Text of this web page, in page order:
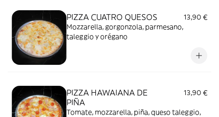
PIZZA CUATRO QUESOS
13,90 €
Mozzarella, gorgonzola, parmesano,
taleggio y orégano
PIZZA HAWAIANA DE
PIÑA
13,90 €
Tomate, mozzarella, piña, queso taleggio,